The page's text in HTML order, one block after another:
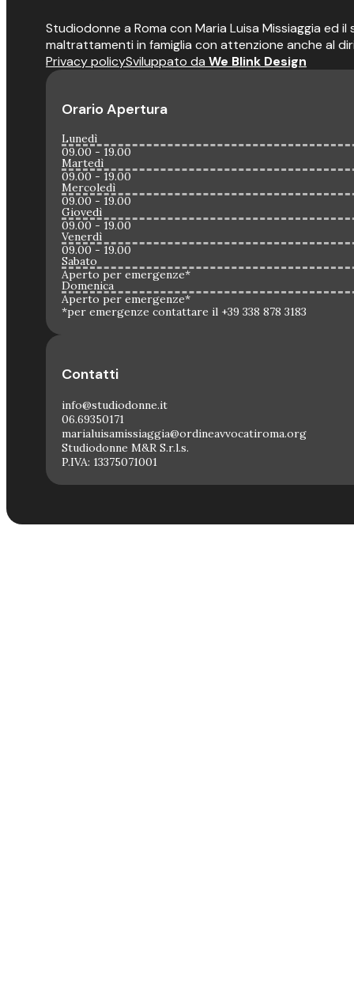
Studiodonne a Roma con Maria Luisa Missiaggia ed
maltrattamenti in famiglia con attenzione anche al
Privacy policySviluppato da We Blink Design
Orario Apertura
Lunedì
09.00 - 19.00
Martedì
09.00 - 19.00
Mercoledì
09.00 - 19.00
Giovedì
09.00 - 19.00
Venerdì
09.00 - 19.00
Sabato
Aperto per emergenze*
Domenica
Aperto per emergenze*
*per emergenze contattare il +39 338 878 3183
Contatti
info@studiodonne.it
06.69350171
marialuisamissiaggia@ordineavvocatiroma.org
Studiodonne M&R S.r.l.s.
P.IVA: 13375071001